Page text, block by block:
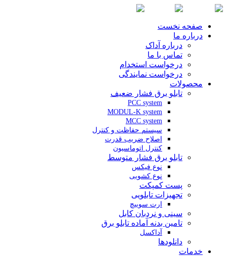
صفحه نخست
درباره ما
درباره آداک
تماس با ما
درخواست استخدام
درخواست نمایندگی
محصولات
تابلو برق فشار ضعیف
PCC system
MODUL-K system
MCC system
سیستم حفاظت و کنترل
اصلاح ضریب قدرت
کنترل اتوماسیون
تابلو برق فشار متوسط
نوع فیکس
نوع کشویی
پست کمپکت
تجهیزات تابلویی
ارت سوییچ
سینی و نردبان کابل
تامین بدنه آماده تابلو برق
آداکسل
دانلودها
خدمات